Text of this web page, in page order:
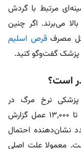
مرتبط با گردش
می‌برند. اگر چنین
مصرفقرص اسلیم
پزشک گفت‌و‌گو کنید.
است؟
نرخ مرگ در
ابدومینوپلاستی حدود ۱ مورد در هر ۱۰,۰۰۰ تا ۱۳,۰۰۰ عمل گزارش
از ۰.۰۸٪) و این عدد نشان‌دهنده احتمال
معمولا علت اصلی